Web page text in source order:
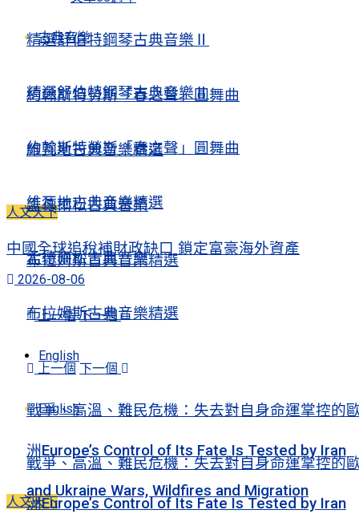
精選舒伯特鋼琴古典音樂Ⅱ
約翰斯特勞斯「春之聲」圓舞曲
維瓦地古典音樂精選
孟德爾松古典音樂
布拉姆斯古典音樂精選
上一個 下一個
English
戰爭、高溫、難民危機：失去對自身命運掌控的
洲Europe’s Control of Its Fate Is Tested by Iran
and Ukraine Wars, Wildfires and Migration
古典音樂
精選舒伯特鋼琴古典音樂Ⅱ
約翰斯特勞斯「春之聲」圓舞曲
維瓦地古典音樂精選
孟德爾松古典音樂
布拉姆斯古典音樂精選
上一個 下一個
English
戰爭、高溫、難民危機：失去對自身命運掌控的
洲Europe’s Control of Its Fate Is Tested by Iran
人文天下
中國全球追稅補財政缺口 鎖定富豪海外資產
2026-08-06
人文天下